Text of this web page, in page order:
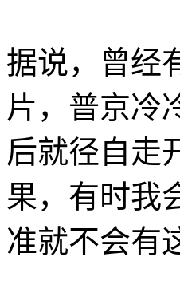
据说，曾经
片，普京冷
后就径自走
果，有时我
准就不会有